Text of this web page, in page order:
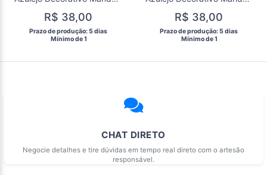
R$ 38,00
Prazo de produção: 5 dias
  Mínimo de 1
R$ 38,00
Prazo de produção: 5 dias
  Mínimo de 1
CHAT DIRETO
Negocie detalhes e tire dúvidas em tempo real direto com o artesão
responsável.